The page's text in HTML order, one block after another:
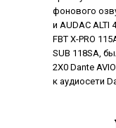
фонового
и AUDAC ALTI
FBT X-PRO
SUB 118SA,
2X0 Dante
к аудиосети